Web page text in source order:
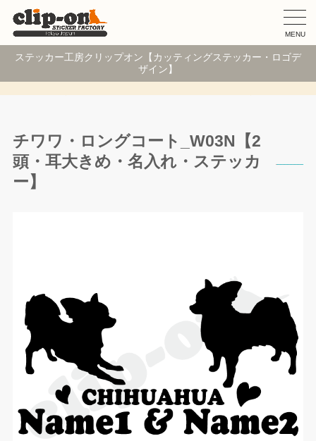
MENU
ステッカー工房クリップオン【カッティングステッカー・ロゴデ
ザイン】
チワワ・ロングコート_W03N【2
頭・耳大きめ・名入れ・ステッカ
ー】